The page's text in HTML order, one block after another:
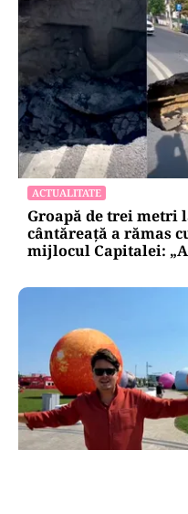
ACTUALITATE
Groapă de trei metri
cântăreață a rămas
mijlocul Capitalei: